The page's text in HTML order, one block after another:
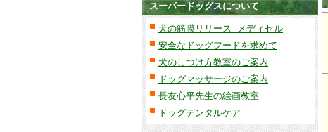
スーパードッグスについて
犬の筋膜リリース メディセル
安全なドッグフードを求めて
犬のしつけ方教室のご案内
ドッグマッサージのご案内
長友心平先生の絵画教室
ドッグデンタルケア